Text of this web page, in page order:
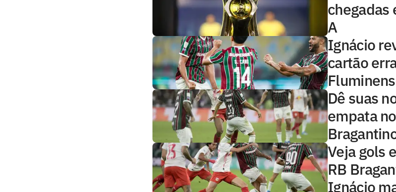
chegadas
A
Ignácio
cartão
Dê suas
empata
Veja gols
RB
Ignácio